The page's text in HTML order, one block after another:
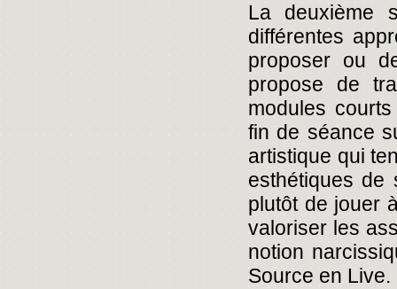
La deuxième
différentes
proposer ou
propose de
modules
fin de séance
artistique qui
esthétiques de
plutôt de jouer
valoriser les
notion
Source en Live.